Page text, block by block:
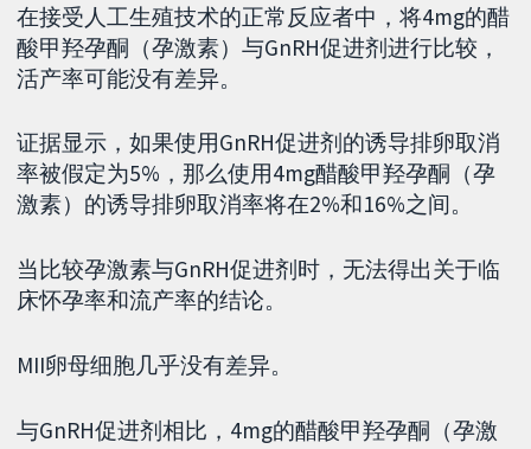
在接受人工生殖技术的正常反应者中，将4mg的醋
酸甲羟孕酮（孕激素）与GnRH促进剂进行比较，
活产率可能没有差异。
证据显示，如果使用GnRH促进剂的诱导排卵取消
率被假定为5%，那么使用4mg醋酸甲羟孕酮（孕
激素）的诱导排卵取消率将在2%和16%之间。
当比较孕激素与GnRH促进剂时，无法得出关于临
床怀孕率和流产率的结论。
MII卵母细胞几乎没有差异。
与GnRH促进剂相比，4mg的醋酸甲羟孕酮（孕激